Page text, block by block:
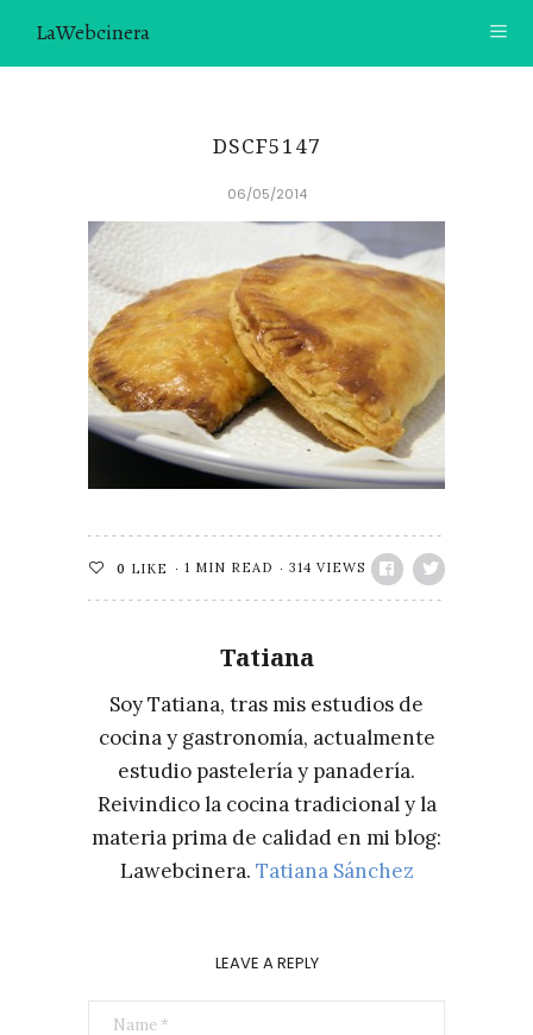
LaWebcinera
CONTACTO
SOBRE MÍ
¿TE GUSTARÍA UNIRTE A NUESTRA AVENTURA GASTRON
ÓMICA?
ÚNETE A LA NEWSLETTER
RECOMENDACIONES
DSCF5147
06/05/2014
0 LIKE 1 MIN READ 314 VIEWS
Tatiana
Soy Tatiana, tras mis estudios de
cocina y gastronomía, actualmente
estudio pastelería y panadería.
Reivindico la cocina tradicional y la
materia prima de calidad en mi blog:
Lawebcinera. Tatiana Sánchez
LEAVE A REPLY